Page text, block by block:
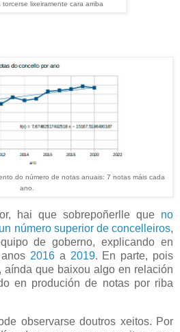
lixeiramente cara arriba
do número de notas anuais: 7 notas máis cada
ano.
hai que sobrepoñerlle que no
número superior de concelleiros,
de goberno, explicando en
2016 a 2019. En parte, pois
aínda que baixou algo en relación
en produción de notas por riba
observarse doutros xeitos. Por